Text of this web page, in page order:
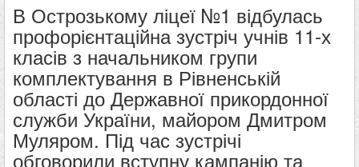
В Острозькому ліцеї №1 відбулась
профорієнтаційна зустріч учнів 11-х
класів з начальником групи
комплектування в Рівненській
області до Державної прикордонної
служби України, майором Дмитром
Муляром. Під час зустрічі
обговорили вступну кампанію та